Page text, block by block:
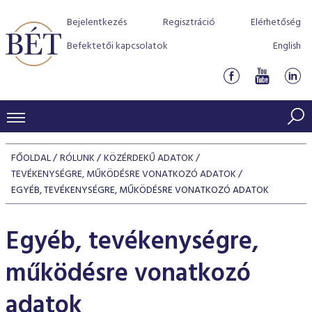
Bejelentkezés Regisztráció
Elérhetőség
Befektetői kapcsolatok
English
KERESKEDÉSI ADATOK
INDEXEK
Részvényindexek
Kötvényindexek
Jelzáloglevél indexek
Vállalati kötvény indexek
Piaci forgalom
Kedvenc instrumentumok
Azonnali Piac
Származékos piac
BEFEKTETŐK
Termékcsoportok
Indexek
Részvény szekció
Hitelpapír szekció
Szabályozás
BÉT szabályzatok
Befektetővédelem
Alkalmazott díjstruktúra
Elszámolás
Részvény és vállalati kötvény tőzsdei bevezetését
program
BÉT Xtend - Részvénypiac egyszerűen
TŐZSDETAGOK
Tőzsdetagok, üzletkötők
VENDOROK
FŐOLDAL RÓLUNK
KÖZÉRDEKŰ ADATOK
TEVÉKENYSÉGRE, MŰKÖDÉSRE VONATKOZÓ ADATOK
EGYÉB, TEVÉKENYSÉGRE, MŰKÖDÉSRE VONATKOZÓ ADATOK
Egyéb, tevékenységre,
működésre vonatkozó